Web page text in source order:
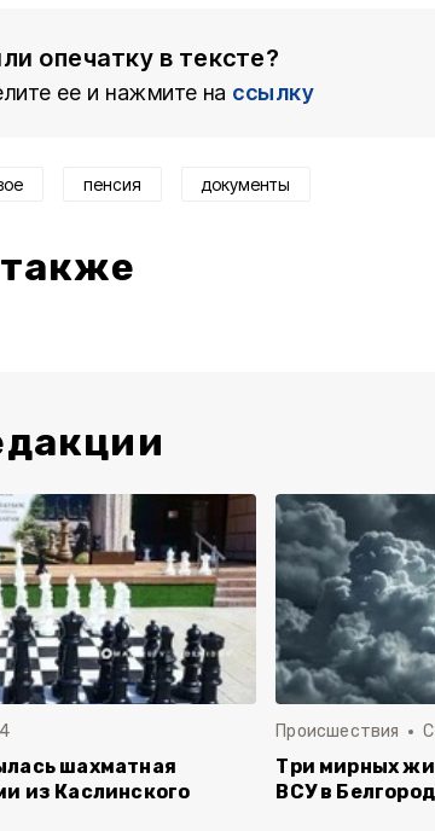
опечатку в тексте?
ее и нажмите на ссылку
пенсия документы
шахматная
из Каслинского
Происшествия
Три мирных
ВСУ в